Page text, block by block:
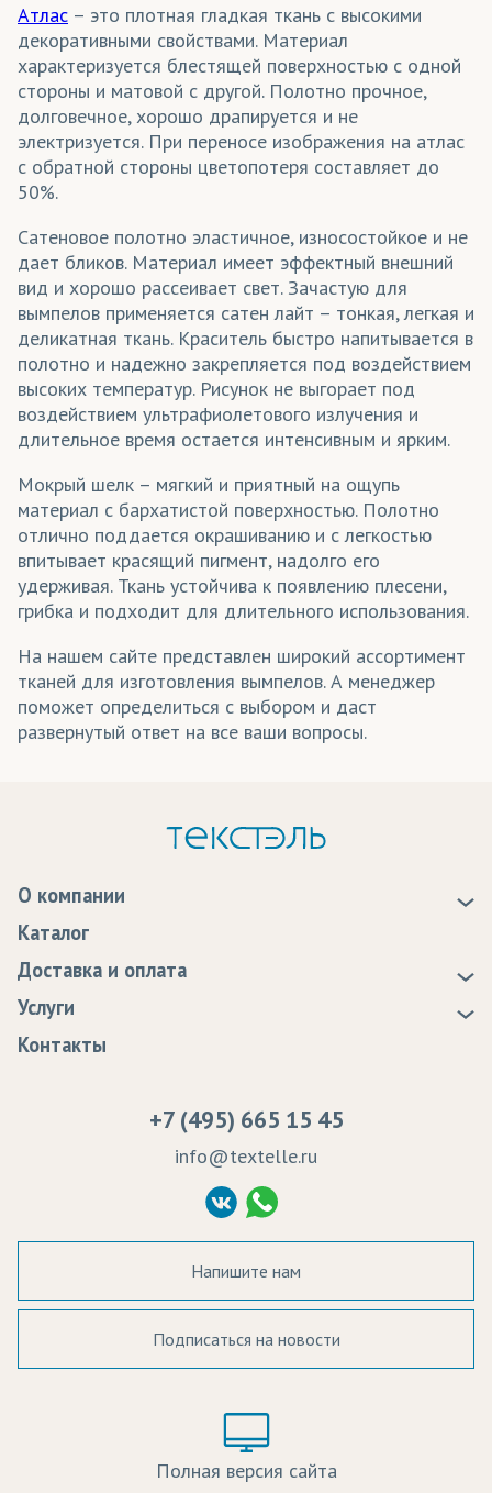
Атлас – это плотная гладкая ткань с высокими
декоративными свойствами. Материал
характеризуется блестящей поверхностью с одной
стороны и матовой с другой. Полотно прочное,
долговечное, хорошо драпируется и не
электризуется. При переносе изображения на атлас
с обратной стороны цветопотеря составляет до
50%.
Сатеновое полотно эластичное, износостойкое и не
дает бликов. Материал имеет эффектный внешний
вид и хорошо рассеивает свет. Зачастую для
вымпелов применяется сатен лайт – тонкая, легкая и
деликатная ткань. Краситель быстро напитывается в
полотно и надежно закрепляется под воздействием
высоких температур. Рисунок не выгорает под
воздействием ультрафиолетового излучения и
длительное время остается интенсивным и ярким.
Мокрый шелк – мягкий и приятный на ощупь
материал с бархатистой поверхностью. Полотно
отлично поддается окрашиванию и с легкостью
впитывает красящий пигмент, надолго его
удерживая. Ткань устойчива к появлению плесени,
грибка и подходит для длительного использования.
На нашем сайте представлен широкий ассортимент
тканей для изготовления вымпелов. А менеджер
поможет определиться с выбором и даст
развернутый ответ на все ваши вопросы.
О компании
Статьи
Программа лояльности
Сертификаты качества
Судебные решения
Политика Конфиденциальности
Согласие на обработку ПД
Каталог
Доставка и оплата
Доставка
Оплата
Услуги
Образцы
Контакты
+7 (495) 665 15 45
info@textelle.ru
Напишите нам
Подписаться на новости
Полная версия сайта